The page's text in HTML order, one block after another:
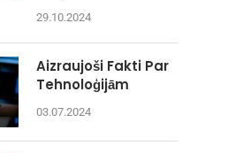
29.10.2024
Aizraujoši Fakti Par
Tehnoloģijām
03.07.2024